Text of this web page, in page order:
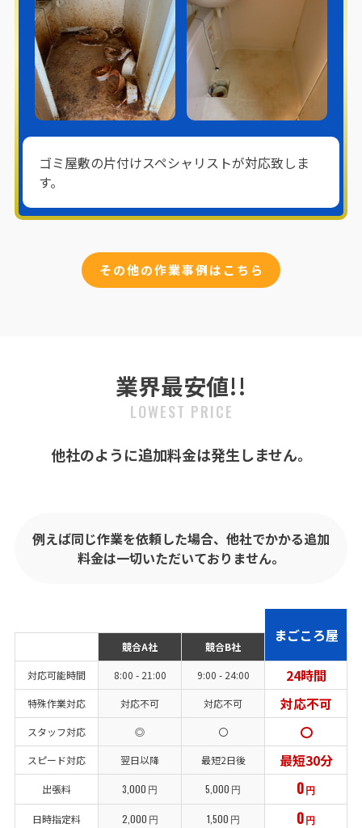
ゴミ屋敷の片付けスペシャリストが対応致しま
す。
その他の作業事例はこちら
業界最安値!!
LOWEST PRICE
他社のように追加料金は発生しません。
例えば同じ作業を依頼した場合、他社でかかる追加
料金は一切いただいておりません。
競合A社 競合B社
まごころ屋
対応可能時間 8:00 - 21:00 9:00 - 24:00 24時間
特殊作業対応 対応不可 対応不可 対応不可
スタッフ対応 ◎ 〇 〇
スピード対応 翌日以降 最短2日後 最短30分
出張料 3,000 円 5,000 円 0円
日時指定料 2,000 円 1,500 円 0円